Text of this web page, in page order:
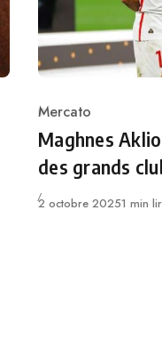
Category
Mercato
Maghnes
des grands
Publié
2 octobre 20251 min